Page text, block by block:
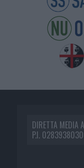
DIRETTA MEDIA
P.I.